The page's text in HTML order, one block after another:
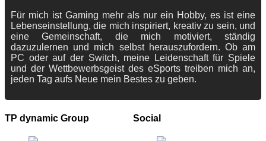
Für mich ist Gaming mehr als nur ein Hobby, es ist eine
Lebenseinstellung, die mich inspiriert, kreativ zu sein, und
eine Gemeinschaft, die mich motiviert, ständig
dazuzulernen und mich selbst herauszufordern. Ob am
PC oder auf der Switch, meine Leidenschaft für Spiele
und der Wettbewerbsgeist des eSports treiben mich an,
jeden Tag aufs Neue mein Bestes zu geben.
TP dynamic Group Social